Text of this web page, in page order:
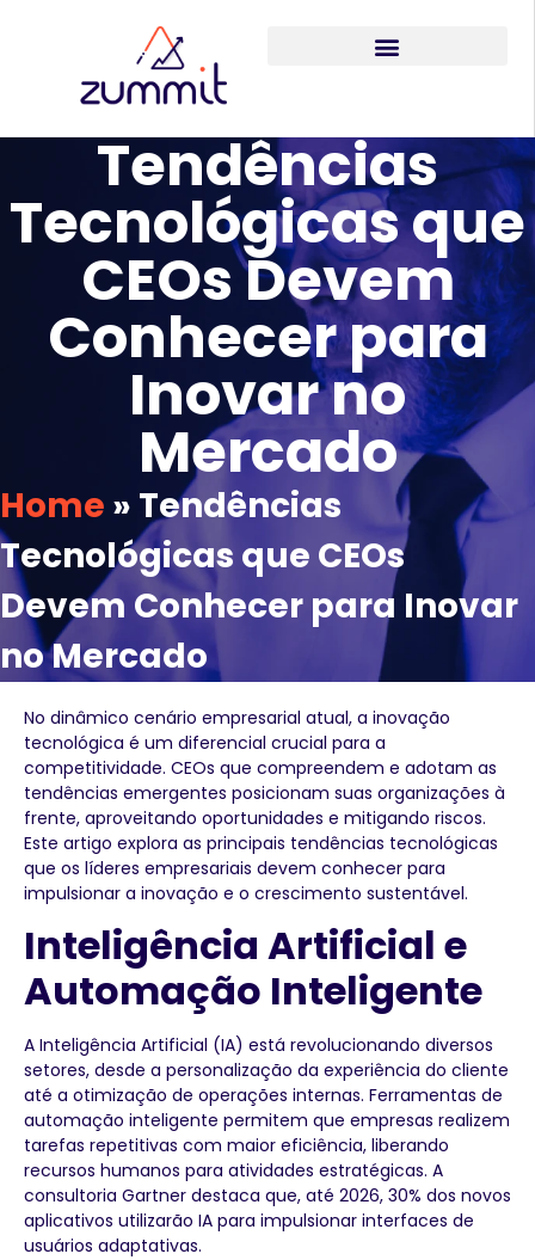
Tendências
Tecnológicas que
CEOs Devem
Conhecer para
Inovar no
Mercado
Home » Tendências
Tecnológicas que CEOs
Devem Conhecer para Inovar
no Mercado
No dinâmico cenário empresarial atual, a inovação
tecnológica é um diferencial crucial para a
competitividade. CEOs que compreendem e adotam as
tendências emergentes posicionam suas organizações à
frente, aproveitando oportunidades e mitigando riscos.
Este artigo explora as principais tendências tecnológicas
que os líderes empresariais devem conhecer para
impulsionar a inovação e o crescimento sustentável.
Inteligência Artificial e
Automação Inteligente
A Inteligência Artificial (IA) está revolucionando diversos
setores, desde a personalização da experiência do cliente
até a otimização de operações internas. Ferramentas de
automação inteligente permitem que empresas realizem
tarefas repetitivas com maior eficiência, liberando
recursos humanos para atividades estratégicas. A
consultoria Gartner destaca que, até 2026, 30% dos novos
aplicativos utilizarão IA para impulsionar interfaces de
usuários adaptativas.